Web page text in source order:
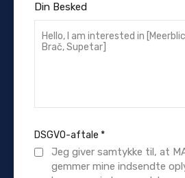
Din Besked
DSGVO-aftale *
Jeg giver samtykke til, at
gemmer mine indsendte